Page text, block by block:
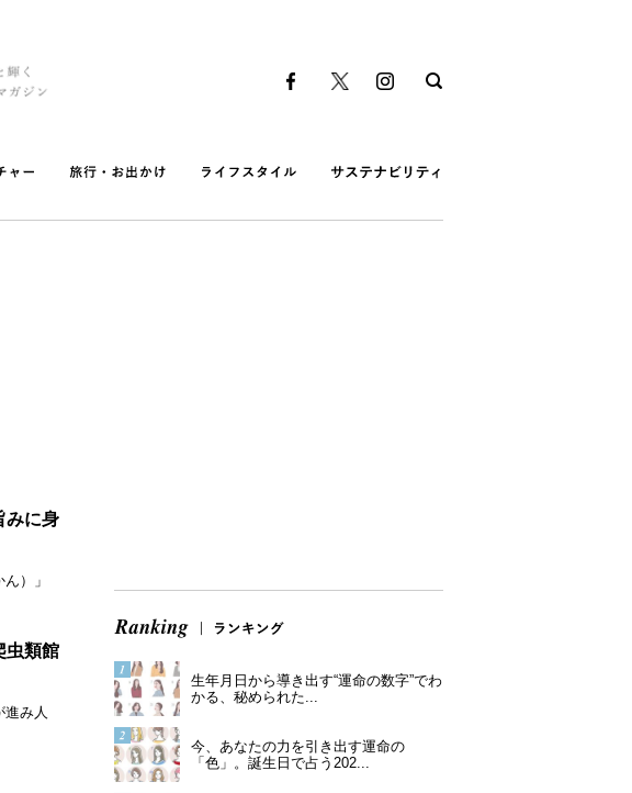
みに身
）」
虫類館
進み人
生年月日から導き出す“運命の数字”でわ
かる、秘められた...
今、あなたの力を引き出す運命の
「色」。誕生日で占う202...